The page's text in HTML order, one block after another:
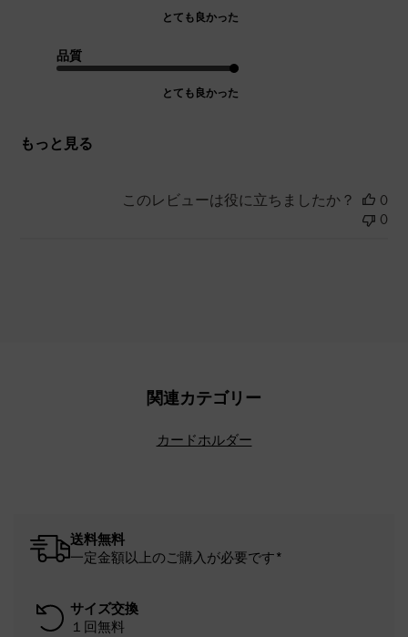
とても良かった
品質
とても良かった
もっと見る
このレビューは役に立ちましたか？
0
0
関連カテゴリー
カードホルダー
送料無料
一定金額以上のご購入が必要です*
サイズ交換
１回無料